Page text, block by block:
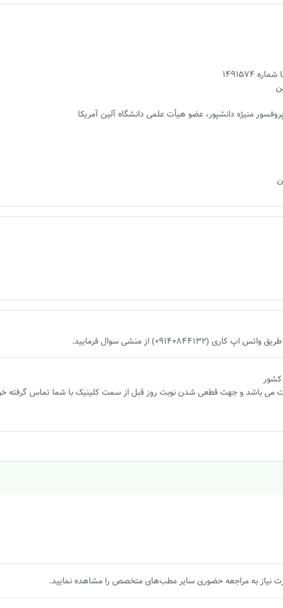
منیژه دانشپور، عضو هیأت علمی دانشگاه آلین آمریکا
از منشی سوال فرمایید.
می باشد و جهت قطعی شدن نوبت روز قبل از سمت کلینیک با شما تماس گرفته
نیاز به مراجعه حضوری سایر مطب‌های متخصص را مشاهده نمایید.